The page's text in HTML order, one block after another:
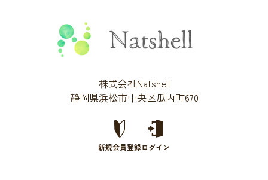
株式会社Natshell
静岡県浜松市中央区瓜内町670
新規会員登録ログイン